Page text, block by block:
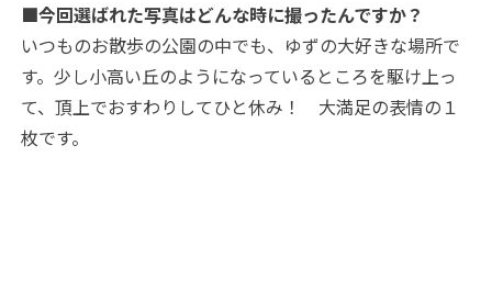
■今回選ばれた写真はどんな時に撮ったんですか？
いつものお散歩の公園の中でも、ゆずの大好きな場所で
す。少し小高い丘のようになっているところを駆け上っ
て、頂上でおすわりしてひと休み！ 大満足の表情の１
枚です。